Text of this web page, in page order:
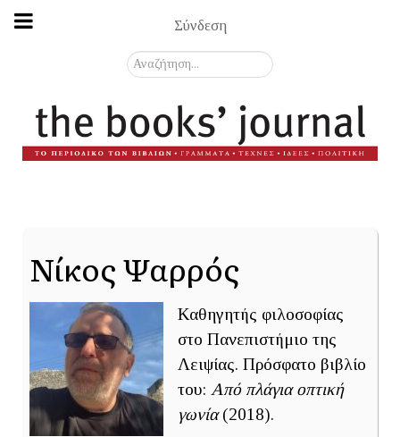
Σύνδεση
Αναζήτηση...
Νίκος Ψαρρός
Καθηγητής φιλοσοφίας
στο Πανεπιστήμιο της
Λειψίας. Πρόσφατο βιβλίο
του: Από πλάγια οπτική
γωνία(2018).